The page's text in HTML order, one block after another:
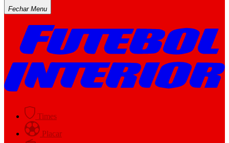
Fechar Menu
Times
Placar